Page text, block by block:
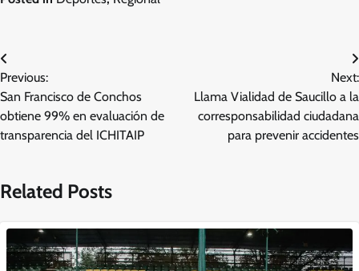
Navegación
de
entradas
Previous:
San Francisco de Conchos
obtiene 99% en evaluación de
transparencia del ICHITAIP
Next:
Llama Vialidad de Saucillo a la
corresponsabilidad ciudadana
para prevenir accidentes
Related Posts